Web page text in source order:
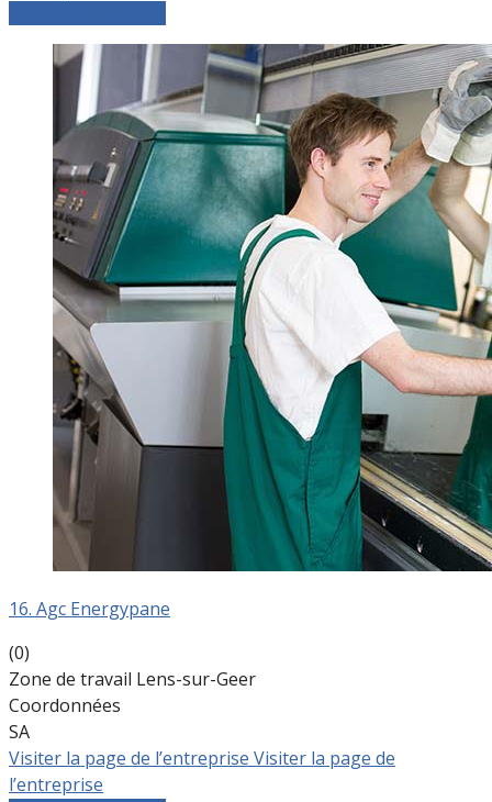
16. Agc Energypane
(0)
Zone de travail Lens-sur-Geer
Coordonnées
SA
Visiter la page de l’entreprise Visiter la page de
l’entreprise